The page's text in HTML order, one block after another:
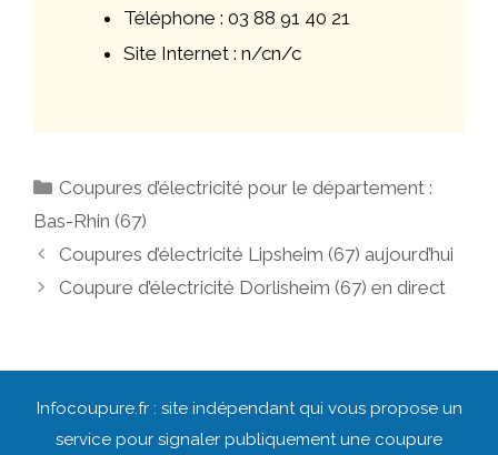
Téléphone : 03 88 91 40 21
Site Internet : n/cn/c
Catégories
Coupures d’électricité pour le département :
Bas-Rhin (67)
Navigation
des
Coupures d’électricité Lipsheim (67) aujourd’hui
Coupure d’électricité Dorlisheim (67) en direct
Infocoupure.fr : site indépendant qui vous propose un
service pour signaler publiquement une coupure